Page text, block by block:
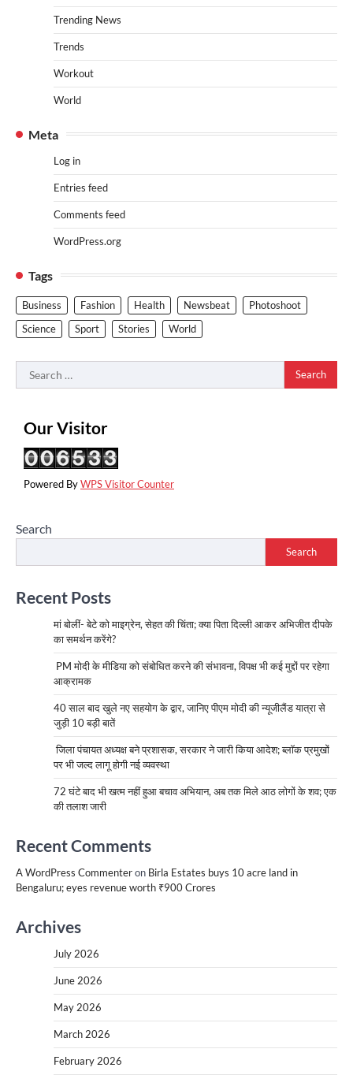
Trending News
Trends
Workout
World
Meta
Log in
Entries feed
Comments feed
WordPress.org
Tags
Business Fashion Health Newsbeat
Photoshoot
Science
Sport Stories World
Search
for:
Our Visitor
Powered ByWPS Visitor Counter
Search
Search
Recent Posts
मां बोलीं- बेटे को माइग्रेन, सेहत की चिंता; क्या पिता दिल्ली आकर अभिजीत दीपके
का समर्थन करेंगे?
PM मोदी के मीडिया को संबोधित करने की संभावना, विपक्ष भी कई मुद्दों पर रहेगा
आक्रामक
40 साल बाद खुले नए सहयोग के द्वार, जानिए पीएम मोदी की न्यूजीलैंड यात्रा से
जुड़ी 10 बड़ी बातें
जिला पंचायत अध्यक्ष बने प्रशासक, सरकार ने जारी किया आदेश; ब्लॉक प्रमुखों
पर भी जल्द लागू होगी नई व्यवस्था
72 घंटे बाद भी खत्म नहीं हुआ बचाव अभियान, अब तक मिले आठ लोगों के शव; एक
की तलाश जारी
Recent Comments
A WordPress Commenteron Birla Estates buys 10 acre land in
Bengaluru; eyes revenue worth ₹900 Crores
Archives
July 2026
June 2026
May 2026
March 2026
February 2026